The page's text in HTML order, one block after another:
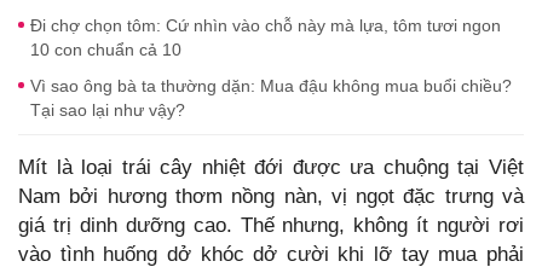
Đi chợ chọn tôm: Cứ nhìn vào chỗ này mà lựa, tôm tươi ngon
10 con chuẩn cả 10
Vì sao ông bà ta thường dặn: Mua đậu không mua buổi chiều?
Tại sao lại như vậy?
Mít là loại trái cây nhiệt đới được ưa chuộng tại Việt
Nam bởi hương thơm nồng nàn, vị ngọt đặc trưng và
giá trị dinh dưỡng cao. Thế nhưng, không ít người rơi
vào tình huống dở khóc dở cười khi lỡ tay mua phải